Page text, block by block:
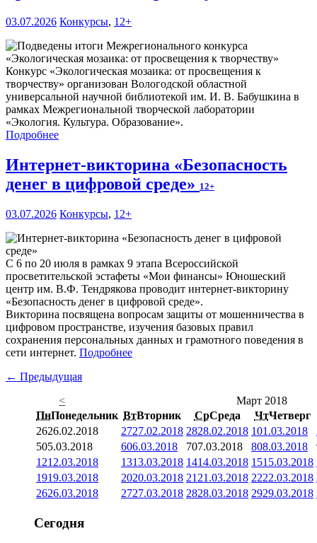
03.07.2026 Конкурсы, 12+
Конкурс «Экологическая мозаика: от просвещения к
творчеству» организован Вологодской областной
универсальной научной библиотекой им. И. В. Бабушкина в
рамках Межрегиональной творческой лаборатории
«Экология. Культура. Образование».
Подробнее
Интернет-викторина «Безопасность
денег в цифровой среде» 12+
03.07.2026 Конкурсы, 12+
С 6 по 20 июля в рамках 9 этапа Всероссийской
просветительской эстафеты «Мои финансы» Юношеский
центр им. В.Ф. Тендрякова проводит интернет-викторину
«Безопасность денег в цифровой среде».
Викторина посвящена вопросам защиты от мошенничества в
цифровом пространстве, изучения базовых правил
сохранения персональных данных и грамотного поведения в
сети интернет. Подробнее
← Предыдущая
<
Март 2018
ПнПонедельник ВтВторник СрСреда ЧтЧетверг
2626.02.2018 2727.02.2018 2828.02.2018 101.03.2018
505.03.2018 606.03.2018 707.03.2018 808.03.2018
1212.03.2018 1313.03.2018 1414.03.2018 1515.03.2018
1919.03.2018 2020.03.2018 21 21.03.2018 2222.03.2018
2626.03.2018 2727.03.2018 2828.03.2018 2929.03.2018
Сегодня